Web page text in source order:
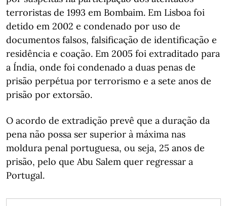
terroristas de 1993 em Bombaim. Em Lisboa foi
detido em 2002 e condenado por uso de
documentos falsos, falsificação de identificação e
residência e coação. Em 2005 foi extraditado para
a Índia, onde foi condenado a duas penas de
prisão perpétua por terrorismo e a sete anos de
prisão por extorsão.
O acordo de extradição prevê que a duração da
pena não possa ser superior à máxima nas
moldura penal portuguesa, ou seja, 25 anos de
prisão, pelo que Abu Salem quer regressar a
Portugal.